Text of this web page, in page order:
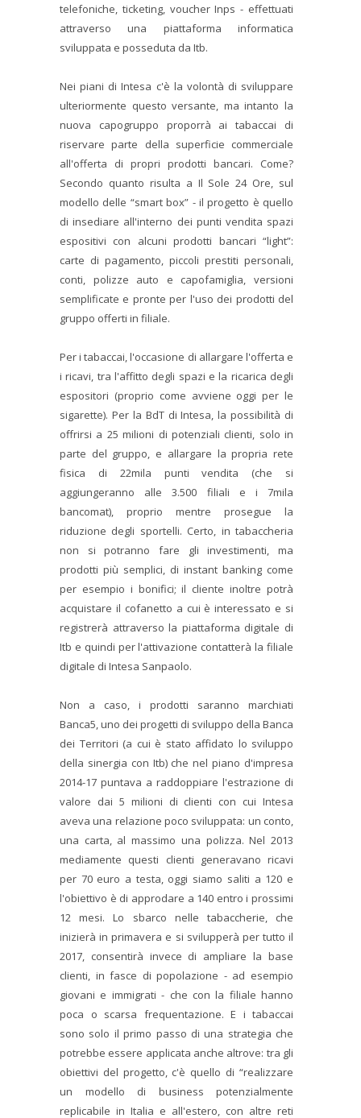
telefoniche, ticketing, voucher Inps - effettuati
attraverso una piattaforma informatica
sviluppata e posseduta da Itb.
Nei piani di Intesa c'è la volontà di sviluppare
ulteriormente questo versante, ma intanto la
nuova capogruppo proporrà ai tabaccai di
riservare parte della superficie commerciale
all'offerta di propri prodotti bancari. Come?
Secondo quanto risulta a Il Sole 24 Ore, sul
modello delle “smart box” - il progetto è quello
di insediare all'interno dei punti vendita spazi
espositivi con alcuni prodotti bancari “light”:
carte di pagamento, piccoli prestiti personali,
conti, polizze auto e capofamiglia, versioni
semplificate e pronte per l'uso dei prodotti del
gruppo offerti in filiale.
Per i tabaccai, l'occasione di allargare l'offerta e
i ricavi, tra l'affitto degli spazi e la ricarica degli
espositori (proprio come avviene oggi per le
sigarette). Per la BdT di Intesa, la possibilità di
offrirsi a 25 milioni di potenziali clienti, solo in
parte del gruppo, e allargare la propria rete
fisica di 22mila punti vendita (che si
aggiungeranno alle 3.500 filiali e i 7mila
bancomat), proprio mentre prosegue la
riduzione degli sportelli. Certo, in tabaccheria
non si potranno fare gli investimenti, ma
prodotti più semplici, di instant banking come
per esempio i bonifici; il cliente inoltre potrà
acquistare il cofanetto a cui è interessato e si
registrerà attraverso la piattaforma digitale di
Itb e quindi per l'attivazione contatterà la filiale
digitale di Intesa Sanpaolo.
Non a caso, i prodotti saranno marchiati
Banca5, uno dei progetti di sviluppo della Banca
dei Territori (a cui è stato affidato lo sviluppo
della sinergia con Itb) che nel piano d'impresa
2014-17 puntava a raddoppiare l'estrazione di
valore dai 5 milioni di clienti con cui Intesa
aveva una relazione poco sviluppata: un conto,
una carta, al massimo una polizza. Nel 2013
mediamente questi clienti generavano ricavi
per 70 euro a testa, oggi siamo saliti a 120 e
l'obiettivo è di approdare a 140 entro i prossimi
12 mesi. Lo sbarco nelle tabaccherie, che
inizierà in primavera e si svilupperà per tutto il
2017, consentirà invece di ampliare la base
clienti, in fasce di popolazione - ad esempio
giovani e immigrati - che con la filiale hanno
poca o scarsa frequentazione. E i tabaccai
sono solo il primo passo di una strategia che
potrebbe essere applicata anche altrove: tra gli
obiettivi del progetto, c'è quello di “realizzare
un modello di business potenzialmente
replicabile in Italia e all'estero, con altre reti